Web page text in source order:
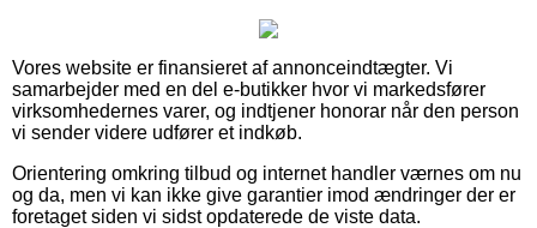
Vores website er finansieret af annonceindtægter. Vi
samarbejder med en del e-butikker hvor vi markedsfører
virksomhedernes varer, og indtjener honorar når den person
vi sender videre udfører et indkøb.
Orientering omkring tilbud og internet handler værnes om nu
og da, men vi kan ikke give garantier imod ændringer der er
foretaget siden vi sidst opdaterede de viste data.